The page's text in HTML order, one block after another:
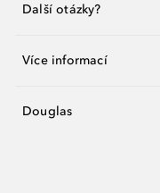
Další otázky?
Více informací
Douglas